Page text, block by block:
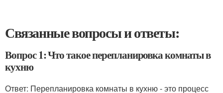
Связанные вопросы и ответы:
Вопрос 1: Что такое перепланировка комнаты в
кухню
Ответ: Перепланировка комнаты в кухню - это процесс